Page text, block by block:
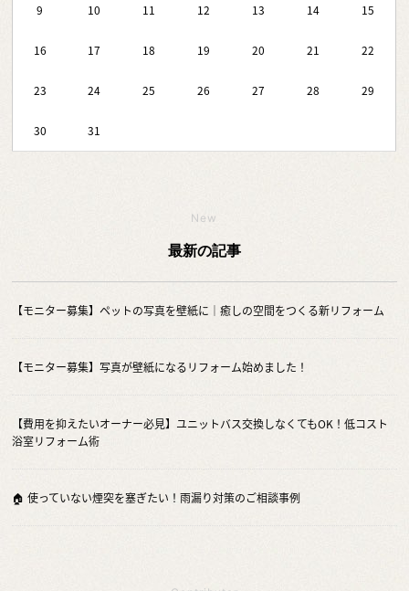
9 10 11 12 13 14 15
16 17 18 19 20 21 22
23 24 25 26 27 28 29
30 31
New
最新の記事
【モニター募集】ペットの写真を壁紙に｜癒しの空間をつくる新リフォーム
【モニター募集】写真が壁紙になるリフォーム始めました！
【費用を抑えたいオーナー必見】ユニットバス交換しなくてもOK！低コスト
浴室リフォーム術
🏠 使っていない煙突を塞ぎたい！雨漏り対策のご相談事例